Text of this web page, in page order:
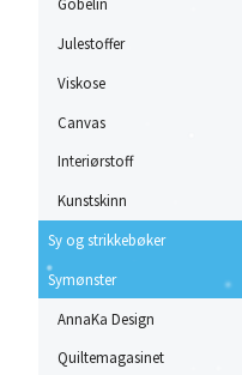
Gobelin
Julestoffer
Viskose
Canvas
Interiørstoff
Kunstskinn
Sy og strikkebøker
Symønster
AnnaKa Design
Quiltemagasinet